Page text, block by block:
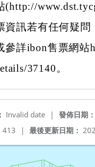
(http://
資訊若有任何疑
參詳ibon售票網
37140。
發佈日期：
Invalid date
|
最後更新日期：
413 |